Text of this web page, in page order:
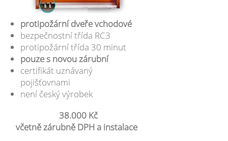
protipožární dveře vchodové
bezpečnostní třída RC3
protipožární třída 30 minut
pouze s novou zárubní
certifikát uznávaný
pojišťovnami
není český výrobek
38.000 Kč
včetně zárubně DPH a instalace